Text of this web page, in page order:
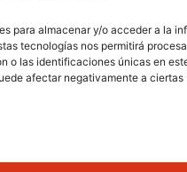
para almacenar y/o acceder a la
tecnologías nos permitirá
o las identificaciones únicas en
afectar negativamente a ciertas